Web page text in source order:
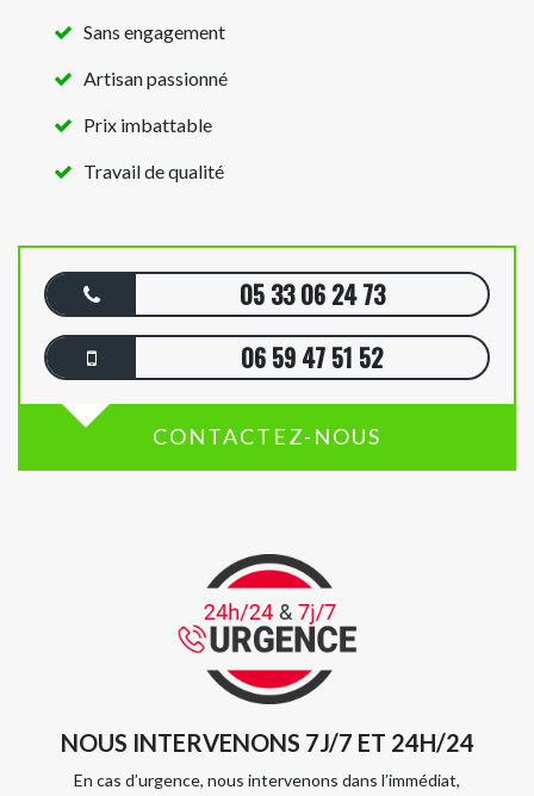
Sans engagement
Artisan passionné
Prix imbattable
Travail de qualité
05 33 06 24 73
06 59 47 51 52
CONTACTEZ-NOUS
NOUS INTERVENONS 7J/7 ET 24H/24
En cas d’urgence, nous intervenons dans l’immédiat,